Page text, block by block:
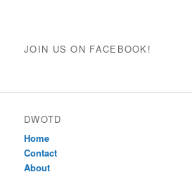
JOIN US ON FACEBOOK!
DWOTD
Home
Contact
About